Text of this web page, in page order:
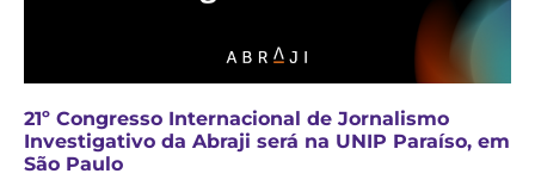
21º Congresso Internacional de Jornalismo
Investigativo da Abraji será na UNIP Paraíso, em
São Paulo